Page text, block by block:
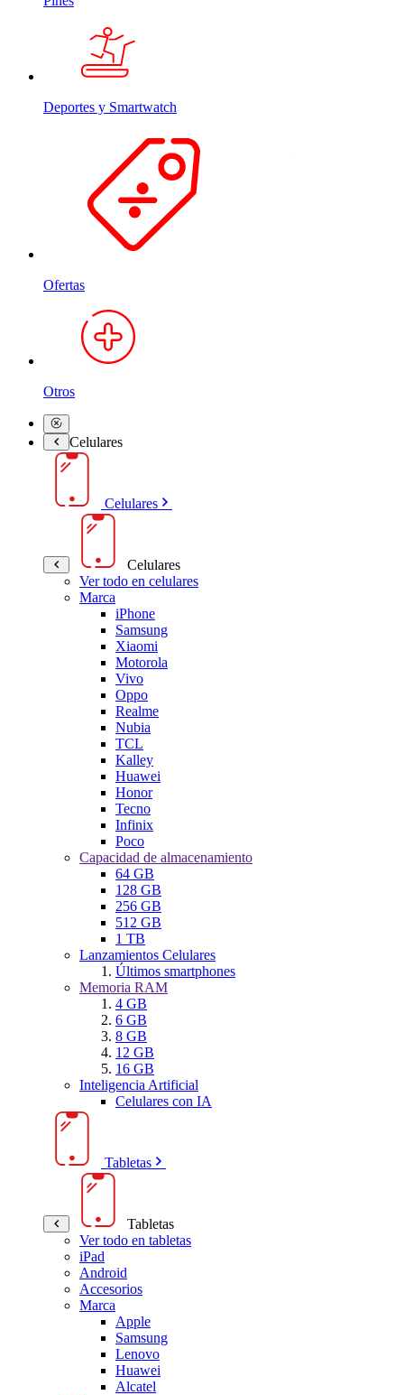
Deportes y Smartwatch
Ofertas
Otros
Celulares
Celulares
Celulares
Ver todo en celulares
Marca
iPhone
Samsung
Xiaomi
Motorola
Vivo
Oppo
Realme
Nubia
TCL
Kalley
Huawei
Honor
Tecno
Infinix
Poco
Capacidad de almacenamiento
64 GB
128 GB
256 GB
512 GB
1 TB
Lanzamientos Celulares
Últimos smartphones
Memoria RAM
4 GB
6 GB
8 GB
12 GB
16 GB
Inteligencia Artificial
Celulares con IA
Tabletas
Tabletas
Ver todo en tabletas
iPad
Android
Accesorios
Marca
Apple
Samsung
Lenovo
Huawei
Alcatel